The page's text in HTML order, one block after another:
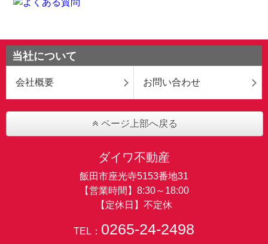
当社について
会社概要 お問い合わせ
ページ上部へ戻る
ダイワ不動産
飯田市座光寺5153番地31
【営業時間】8:30～18:00
【定休日】不定休
TEL： 0265-24-2498